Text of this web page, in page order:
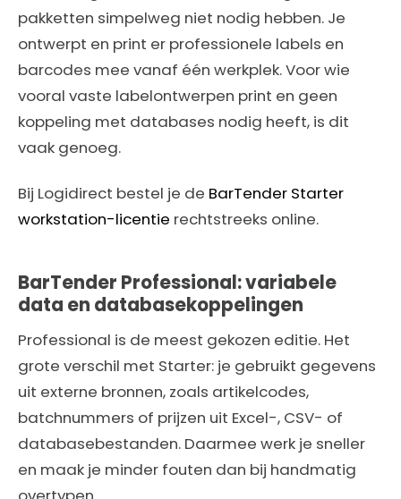
pakketten simpelweg niet nodig hebben. Je
ontwerpt en print er professionele labels en
barcodes mee vanaf één werkplek. Voor wie
vooral vaste labelontwerpen print en geen
koppeling met databases nodig heeft, is dit
vaak genoeg.
Bij Logidirect bestel je de BarTender Starter
workstation-licentie rechtstreeks online.
BarTender Professional: variabele
data en databasekoppelingen
Professional is de meest gekozen editie. Het
grote verschil met Starter: je gebruikt gegevens
uit externe bronnen, zoals artikelcodes,
batchnummers of prijzen uit Excel-, CSV- of
databasebestanden. Daarmee werk je sneller
en maak je minder fouten dan bij handmatig